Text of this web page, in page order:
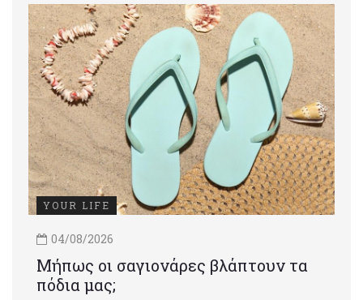
YOUR LIFE
04/08/2026
Μήπως οι σαγιονάρες βλάπτουν τα
πόδια μας;